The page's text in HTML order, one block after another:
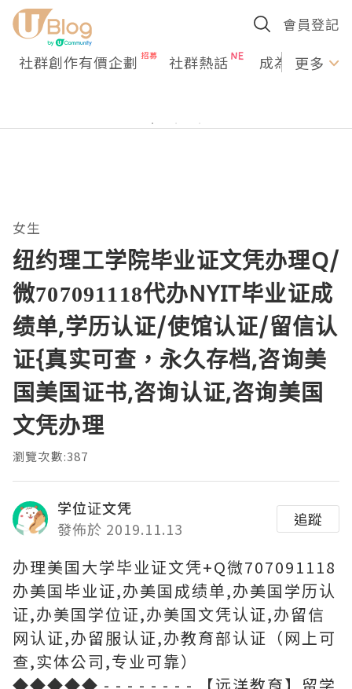
會員登記
社群創作有價企劃 社群熱話 成為U更多
女生
纽约理工学院毕业证文凭办理Q/
微707091118代办NYIT毕业证成
绩单,学历认证/使馆认证/留信认
证{真实可查，永久存档,咨询美
国美国证书,咨询认证,咨询美国
文凭办理
瀏覽次數:387
学位证文凭
發佈於 2019.11.13
追蹤
办理美国大学毕业证文凭+Q微707091118
办美国毕业证,办美国成绩单,办美国学历认
证,办美国学位证,办美国文凭认证,办留信
网认证,办留服认证,办教育部认证（网上可
查,实体公司,专业可靠）